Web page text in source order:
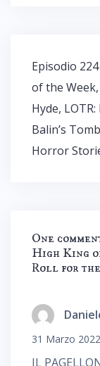
articoli
Episodio
of the Week,
Hyde,
Balin’s
Horror
One
High King
Roll for the
31 Marzo
IL